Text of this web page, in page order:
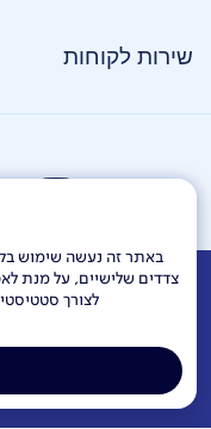
צדדים שלישיים, על מנת
לצורך
שירות לקוחות
אודות דרושים צור
מוקדי שירות ופניות